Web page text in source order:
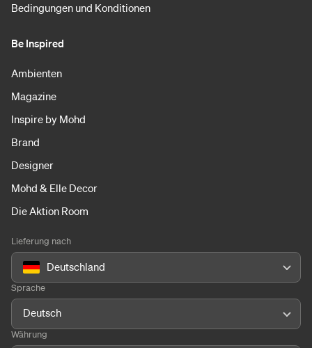
Bedingungen und Konditionen
Be Inspired
Ambienten
Magazine
Inspire by Mohd
Brand
Designer
Mohd & Elle Decor
Die Aktion Room
Lieferung nach
Deutschland
Sprache
Deutsch
Währung